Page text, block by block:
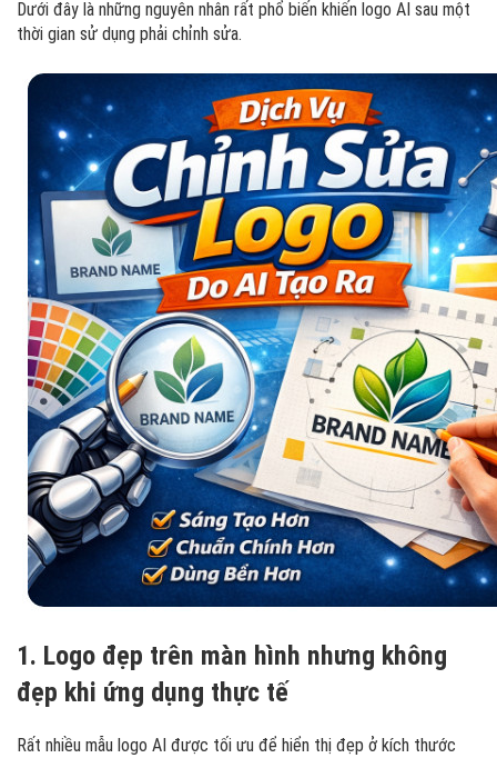
Dưới đây là những nguyên nhân rất phổ biến khiến logo AI sau một
thời gian sử dụng phải chỉnh sửa.
1. Logo đẹp trên màn hình nhưng không
đẹp khi ứng dụng thực tế
Rất nhiều mẫu logo AI được tối ưu để hiển thị đẹp ở kích thước